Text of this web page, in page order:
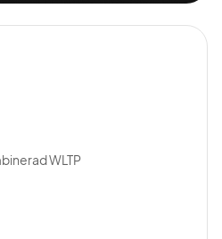
till förlängd garanti
begagnade bilar (läs
med förmånlig
försäkring
med poäng på alla köp!
WLTP